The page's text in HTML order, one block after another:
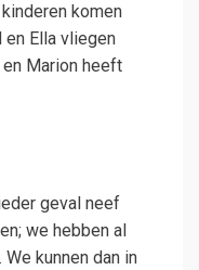
komen
en Ella vliegen
en Marion heeft
geval neef
we hebben al
kunnen dan in